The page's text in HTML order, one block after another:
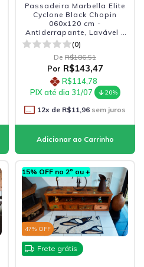
Passadeira Marbella Elite
Cyclone Black Chopin
060x120 cm -
Antiderrapante, Lavável e
Sofisticado.
(0)
De R$186,51
Por R$143,47
R$114,78
PIX até dia 31/07
20%
12x de R$11,96 sem juros
15% OFF no 2º ou +
47% OFF
Frete grátis